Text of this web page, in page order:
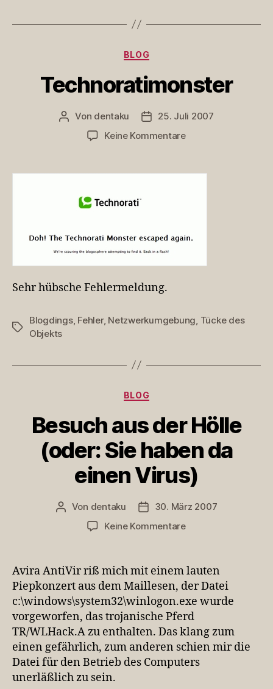
Kategorien
BLOG
Technoratimonster
Beitragsautor
Von dentaku Veröffentlichungsdatum
25. Juli 2007
Keine Kommentarezu
Sehr hübsche Fehlermeldung.
Schlagwörter
Blogdings, Fehler, Netzwerkumgebung, Tücke des
Objekts
Kategorien
BLOG
Besuch aus der Hölle
(oder: Sie haben da
einen Virus)
Beitragsautor
Von dentaku Veröffentlichungsdatum
30. März 2007
Keine Kommentarezu
der
Hölle
(oder:
Sie
haben
da
einen
Virus)
Avira AntiVir riß mich mit einem lauten
Piepkonzert aus dem Maillesen, der Datei
c:\windows\system32\winlogon.exe wurde
vorgeworfen, das trojanische Pferd
TR/WLHack.A zu enthalten. Das klang zum
einen gefährlich, zum anderen schien mir die
Datei für den Betrieb des Computers
unerläßlich zu sein.